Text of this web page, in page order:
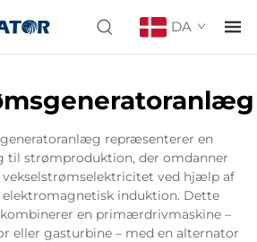
DA
repræsenterer en
til strømproduktion, der omdanner
ved hjælp af
induktion. Dette
en primærdrivmaskine –
eller gasturbine – med en alternator